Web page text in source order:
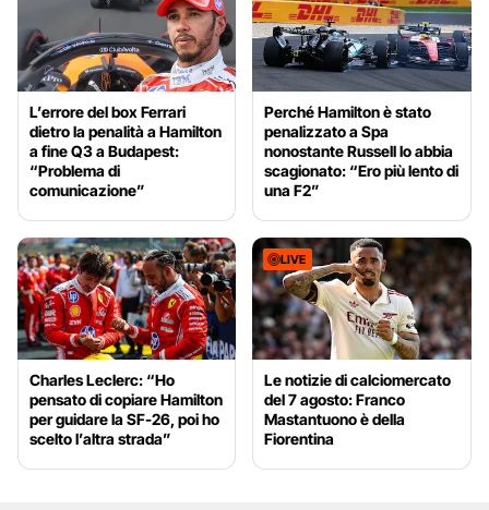
L’errore del box Ferrari
dietro la penalità a Hamilton
a fine Q3 a Budapest:
“Problema di
comunicazione”
Perché Hamilton è stato
penalizzato a Spa
nonostante Russell lo abbia
scagionato: “Ero più lento di
una F2”
Charles Leclerc: “Ho
pensato di copiare Hamilton
per guidare la SF-26, poi ho
scelto l’altra strada”
LIVE
Le notizie di calciomercato
del 7 agosto: Franco
Mastantuono è della
Fiorentina